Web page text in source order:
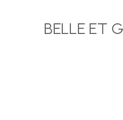
BELLE ET